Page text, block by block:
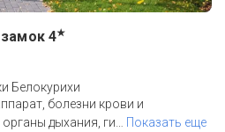
4★
Белокурихи
болезни крови и
дыхания, ги… Показать еще